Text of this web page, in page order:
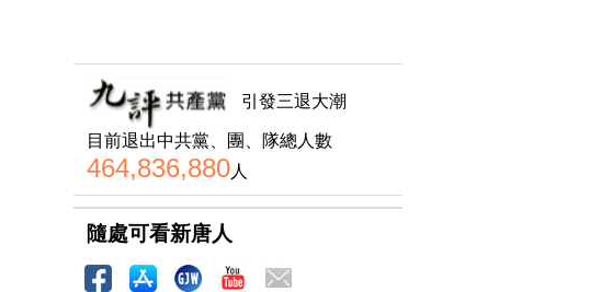
引發三退大潮
目前退出中共黨、團、隊總人數
464,836,880人
隨處可看新唐人